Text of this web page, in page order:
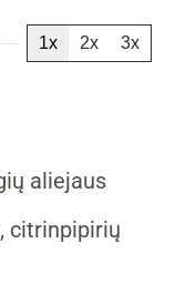
1x 2x 3x
aliejaus
citrinpipirių